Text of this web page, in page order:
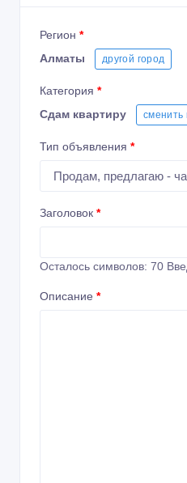
Регион *
Алматы
другой город
Категория *
Сдам квартиру
сменить
Тип объявления *
Заголовок *
Осталось символов: 70
Описание *